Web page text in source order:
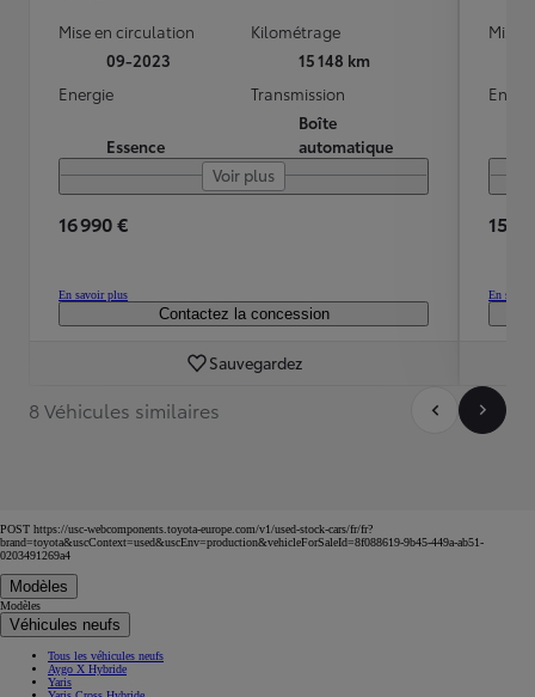
Mise en circulation
09-2023
Kilométrage
15 148 km
Energie
Essence
Transmission
Boîte
automatique
Voir plus
16 990 €
En savoir plus
Contactez la concession
Sauvegardez
Mise
15
En
8 Véhicules similaires
POST https://usc-webcomponents.toyota-europe.com/v1/used-stock-cars/fr/fr?
brand=toyota&uscContext=used&uscEnv=production&vehicleForSaleId=8f088619-9b45-449a-ab51-
0203491269a4
Modèles
Modèles
Véhicules neufs
Tous les véhicules neufs
Aygo X Hybride
Yaris